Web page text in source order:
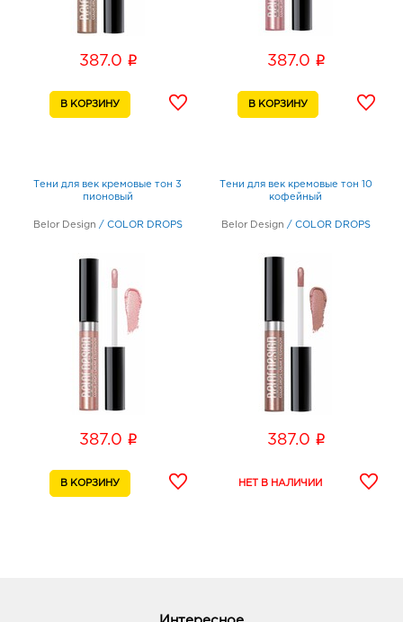
387.0 i 387.0 i
Тени для век кремовые тон 3
пионовый
Belor Design / COLOR DROPS
387.0 i
Тени для век кремовые тон 10
кофейный
Belor Design / COLOR DROPS
387.0 i